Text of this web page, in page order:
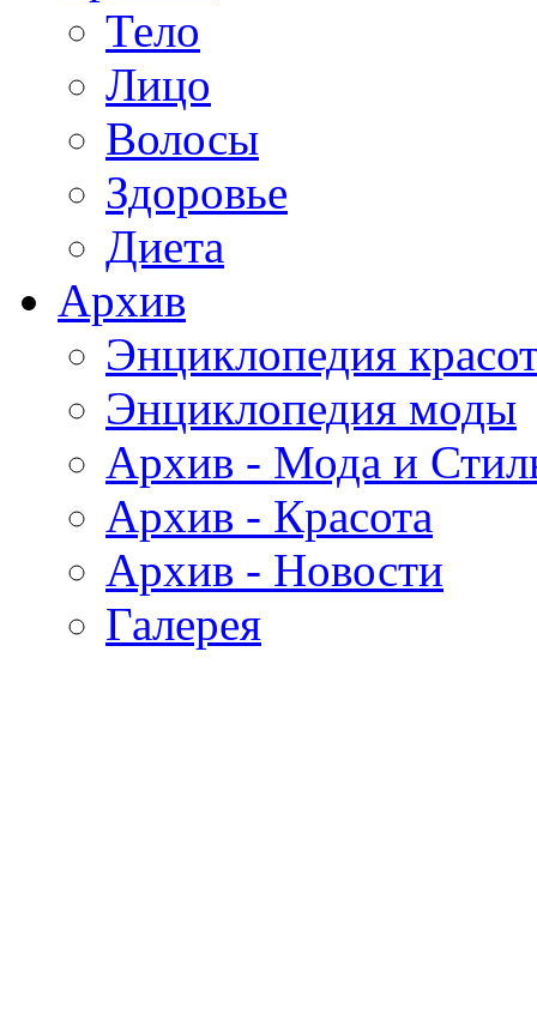
Тело
Лицо
Волосы
Здоровье
Диета
Архив
Энциклопедия
Энциклопедия моды
Архив - Мода и
Архив - Красота
Архив - Новости
Галерея